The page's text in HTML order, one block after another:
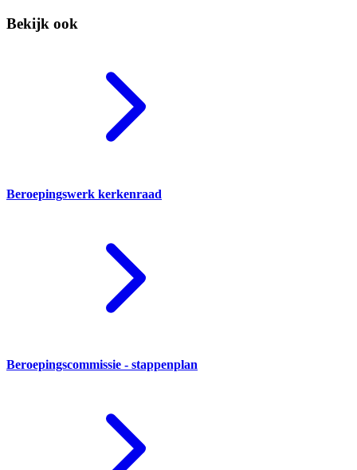
Bekijk ook
Beroepingswerk kerkenraad
Beroepingscommissie - stappenplan